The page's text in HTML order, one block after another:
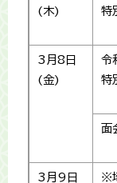
(木)
特
3月8日
(金)
令
特
面
3月9日
※